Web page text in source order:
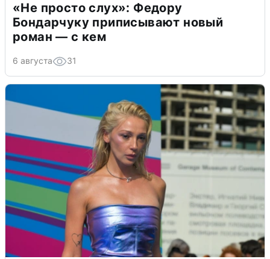
«Не просто слух»: Федору
Бондарчуку приписывают новый
роман — с кем
6 августа 31